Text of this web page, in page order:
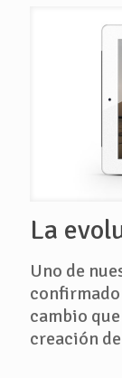
La
Uno de
cambio
creación